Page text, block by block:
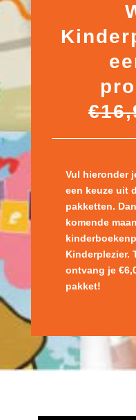
Vul hieronder
een keuze uit
pakketten.
komende
Kinderplezier.
ontvang je
pakket!